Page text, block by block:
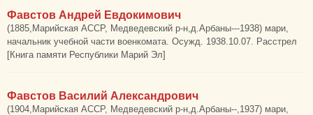
Фавстов Андрей Евдокимович
(1885,Марийская АССР, Медведевский р-н,д.Арбаны---1938) мари,
начальник учебной части военкомата. Осужд. 1938.10.07. Расстрел
[Книга памяти Республики Марий Эл]
Фавстов Василий Александрович
(1904,Марийская АССР, Медведевский р-н,д.Арбаны--,1937) мари,